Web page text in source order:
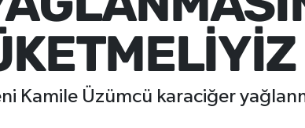
Kamile Üzümcü karaciğer